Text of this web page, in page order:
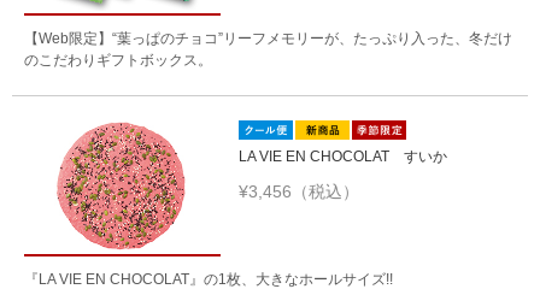
【Web限定】“葉っぱのチョコ”リーフメモリーが、たっぷり入った、冬だけ
のこだわりギフトボックス。
LA VIE EN CHOCOLAT すいか
¥3,456（税込）
『LA VIE EN CHOCOLAT』の1枚、大きなホールサイズ!!